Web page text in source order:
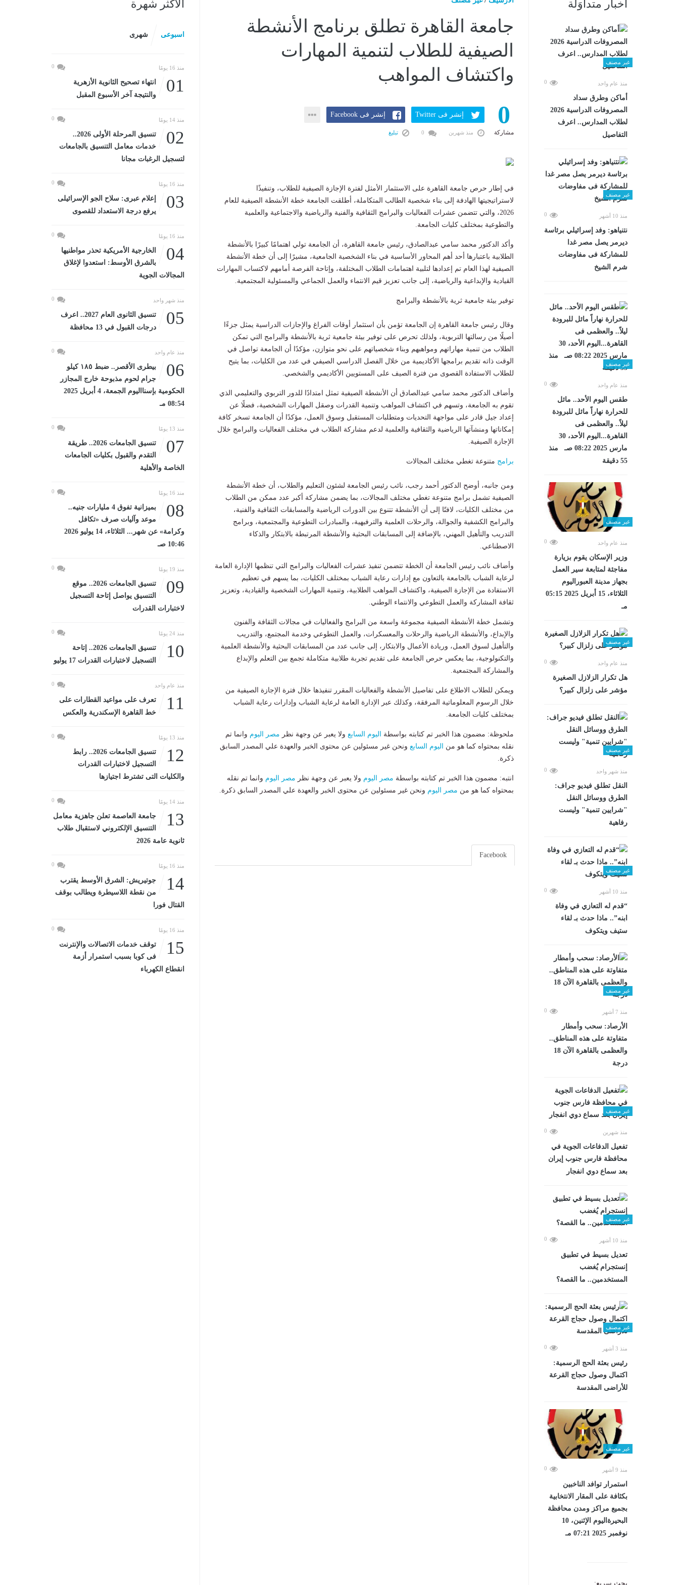
أخبار متداوَلة
غير مصنف
منذ عام واحد 0
أماكن وطرق سداد
المصروفات الدراسية 2026
لطلاب المدارس.. اعرف
التفاصيل
غير مصنف
منذ 10 أشهر 0
نتنياهو: وفد إسرائيلي برئاسة
ديرمر يصل مصر غدا
للمشاركة فى مفاوضات
شرم الشيخ
غير مصنف
منذ عام واحد 0
طقس اليوم الأحد.. مائل
للحرارة نهاراً مائل للبرودة
ليلاً.. والعظمى فى
القاهرة...اليوم الأحد، 30
مارس 2025 08:22 صـ منذ
55 دقيقة
غير مصنف
منذ عام واحد 0
وزير الإسكان يقوم بزيارة
مفاجئة لمتابعة سير العمل
بجهاز مدينة العبوراليوم
الثلاثاء، 15 أبريل 2025 05:15
مـ
غير مصنف
منذ عام واحد 0
هل تكرار الزلازل الصغيرة
مؤشر على زلزال كبير؟
غير مصنف
منذ شهر واحد 0
​النقل تطلق فيديو جراف:
الطرق ووسائل النقل
"شرايين تنمية" وليست
رفاهية
غير مصنف
منذ 10 أشهر 0
“قدم له التعازي في وفاة
ابنه”.. ماذا حدث بـ لقاء
ستيف ويتكوف
غير مصنف
منذ 7 أشهر 0
الأرصاد: سحب وأمطار
متفاوتة على هذه المناطق..
والعظمى بالقاهرة الآن 18
درجة
غير مصنف
منذ شهرين 0
تفعيل الدفاعات الجوية في
محافظة فارس جنوب إيران
بعد سماع دوي انفجار
غير مصنف
منذ 10 أشهر 0
تعديل بسيط في تطبيق
إنستجرام يُغضب
المستخدمين.. ما القصة؟
غير مصنف
منذ 3 أشهر 0
رئيس بعثة الحج الرسمية:
اكتمال وصول حجاج القرعة
للأراضى المقدسة
غير مصنف
منذ 9 أشهر 0
استمرار توافد الناخبين
بكثافة على المقار الانتخابية
بجميع مراكز ومدن محافظة
البحيرةاليوم الإثنين، 10
نوفمبر 2025 07:21 مـ
بحث سريع:
جامعة القاهرة تطلق برنامج الأنشطة
الصيفية للطلاب لتنمية المهارات
واكتشاف المواهب
0
مشاركة
إنشر فى Twitter إنشر فى Facebook
منذ شهرين تبليغ
في إطار حرص جامعة القاهرة على الاستثمار الأمثل لفترة الإجازة الصيفية للطلاب، وتنفيذًا
لاستراتيجيتها الهادفة إلى بناء شخصية الطالب المتكاملة، أطلقت الجامعة خطة الأنشطة الصيفية للعام
2026، والتي تتضمن عشرات الفعاليات والبرامج الثقافية والفنية والرياضية والاجتماعية والعلمية
والتطوعية بمختلف كليات الجامعة.
وأكد الدكتور محمد سامي عبدالصادق، رئيس جامعة القاهرة، أن الجامعة تولي اهتمامًا كبيرًا بالأنشطة
الطلابية باعتبارها أحد أهم المحاور الأساسية في بناء الشخصية الجامعية، مشيرًا إلى أن خطة الأنشطة
الصيفية لهذا العام تم إعدادها لتلبية اهتمامات الطلاب المختلفة، وإتاحة الفرصة أمامهم لاكتساب المهارات
القيادية والإبداعية والرياضية، إلى جانب تعزيز قيم الانتماء والعمل الجماعي والمسئولية المجتمعية.
توفير بيئة جامعية ثرية بالأنشطة والبرامج
وقال رئيس جامعة القاهرة إن الجامعة تؤمن بأن استثمار أوقات الفراغ والإجازات الدراسية يمثل جزءًا
أصيلًا من رسالتها التربوية، ولذلك تحرص على توفير بيئة جامعية ثرية بالأنشطة والبرامج التي تمكن
الطلاب من تنمية مهاراتهم ومواهبهم وبناء شخصياتهم على نحو متوازن، مؤكدًا أن الجامعة تواصل في
الوقت ذاته تقديم برامجها الأكاديمية من خلال الفصل الدراسي الصيفي في عدد من الكليات، بما يتيح
للطلاب الاستفادة القصوى من فترة الصيف على المستويين الأكاديمي والشخصي.
وأضاف الدكتور محمد سامي عبدالصادق أن الأنشطة الصيفية تمثل امتدادًا للدور التربوي والتعليمي الذي
تقوم به الجامعة، وتسهم في اكتشاف المواهب وتنمية القدرات وصقل المهارات الشخصية، فضلًا عن
إعداد جيل قادر على مواجهة التحديات ومتطلبات المستقبل وسوق العمل، مؤكدًا أن الجامعة تسخر كافة
إمكاناتها ومنشآتها الرياضية والثقافية والعلمية لدعم مشاركة الطلاب في مختلف الفعاليات والبرامج خلال
الإجازة الصيفية.
برامج متنوعة تغطي مختلف المجالات
ومن جانبه، أوضح الدكتور أحمد رجب، نائب رئيس الجامعة لشئون التعليم والطلاب، أن خطة الأنشطة
الصيفية تشمل برامج متنوعة تغطي مختلف المجالات، بما يضمن مشاركة أكبر عدد ممكن من الطلاب
من مختلف الكليات، لافتًا إلى أن الأنشطة تتنوع بين الدورات الرياضية والمسابقات الثقافية والفنية،
والبرامج الكشفية والجوالة، والرحلات العلمية والترفيهية، والمبادرات التطوعية والمجتمعية، وبرامج
التدريب والتأهيل المهني، بالإضافة إلى المسابقات البحثية والأنشطة المرتبطة بالابتكار والذكاء
الاصطناعي.
وأضاف نائب رئيس الجامعة أن الخطة تتضمن تنفيذ عشرات الفعاليات والبرامج التي تنظمها الإدارة العامة
لرعاية الشباب بالجامعة بالتعاون مع إدارات رعاية الشباب بمختلف الكليات، بما يسهم في تعظيم
الاستفادة من الإجازة الصيفية، واكتشاف المواهب الطلابية، وتنمية المهارات الشخصية والقيادية، وتعزيز
ثقافة المشاركة والعمل التطوعي والانتماء الوطني.
وتشمل خطة الأنشطة الصيفية مجموعة واسعة من البرامج والفعاليات في مجالات الثقافة والفنون
والإبداع، والأنشطة الرياضية والرحلات والمعسكرات، والعمل التطوعي وخدمة المجتمع، والتدريب
والتأهيل لسوق العمل، وريادة الأعمال والابتكار، إلى جانب عدد من المسابقات البحثية والأنشطة العلمية
والتكنولوجية، بما يعكس حرص الجامعة على تقديم تجربة طلابية متكاملة تجمع بين التعلم والإبداع
والمشاركة المجتمعية.
ويمكن للطلاب الاطلاع على تفاصيل الأنشطة والفعاليات المقرر تنفيذها خلال فترة الإجازة الصيفية من
خلال الرسوم المعلوماتية المرفقة، وكذلك عبر الإدارة العامة لرعاية الشباب وإدارات رعاية الشباب
بمختلف كليات الجامعة.
ملحوظة: مضمون هذا الخبر تم كتابته بواسطة اليوم السابع ولا يعبر عن وجهة نظر مصر اليوم وانما تم
نقله بمحتواه كما هو من
اليوم السابع ونحن غير مسئولين عن محتوى الخبر والعهدة علي المصدر السابق
ذكرة.
انتبه: مضمون هذا الخبر تم كتابته بواسطة مصر اليوم ولا يعبر عن وجهة نظر مصر اليوم وانما تم نقله
بمحتواه كما هو من مصر اليوم ونحن غير مسئولين عن محتوى الخبر والعهدة علي المصدر السابق ذكرة.
Facebook
الأكثر شهرة
اسبوعى شهرى
منذ 16 يومًا 0
01
انتهاء تصحيح الثانوية الأزهرية
والنتيجة آخر الأسبوع المقبل
منذ 14 يومًا 0
02
تنسيق المرحلة الأولى 2026..
خدمات معامل التنسيق بالجامعات
لتسجيل الرغبات مجانا
منذ 16 يومًا 0
03
إعلام عبرى: سلاح الجو الإسرائيلى
يرفع درجة الاستعداد للقصوى
منذ 16 يومًا 0
04
الخارجية الأمريكية تحذر مواطنيها
بالشرق الأوسط: استعدوا لإغلاق
المجالات الجوية
منذ شهر واحد 0
05
تنسيق الثانوى العام 2027.. اعرف
درجات القبول في 13 محافظة
منذ عام واحد 0
06
بيطرى الأقصر.. ضبط ١٨٥ كيلو
جرام لحوم مذبوحة خارج المجازر
الحكومية بإسنااليوم الجمعة، 4 أبريل 2025
08:54 مـ
منذ 13 يومًا 0
07
تنسيق الجامعات 2026.. طريقة
التقدم والقبول بكليات الجامعات
الخاصة والأهلية
منذ 16 يومًا 0
08
بميزانية تفوق 4 مليارات جنيه..
موعد وآليات صرف «تكافل
وكرامة» عن شهر... الثلاثاء، 14 يوليو 2026
10:46 صـ
منذ 19 يومًا 0
09
تنسيق الجامعات 2026.. موقع
التنسيق يواصل إتاحة التسجيل
لاختبارات القدرات
منذ 24 يومًا 0
10
تنسيق الجامعات 2026.. إتاحة
التسجيل لاختبارات القدرات 17 يوليو
منذ عام واحد 0
11
تعرف على مواعيد القطارات على
خط القاهرة الإسكندرية والعكس
منذ 13 يومًا 0
12
تنسيق الجامعات 2026.. رابط
التسجيل لاختبارات القدرات
والكليات التى تشترط اجتيازها
منذ 14 يومًا 0
13
جامعة العاصمة تعلن جاهزية معامل
التنسيق الإلكتروني لاستقبال طلاب
ثانوية عامة 2026
منذ 16 يومًا 0
14
جوتيريش: الشرق الأوسط يقترب
من نقطة اللاسيطرة ويطالب بوقف
القتال فورا
منذ 16 يومًا 0
15
توقف خدمات الاتصالات والإنترنت
فى كوبا بسبب استمرار أزمة
انقطاع الكهرباء